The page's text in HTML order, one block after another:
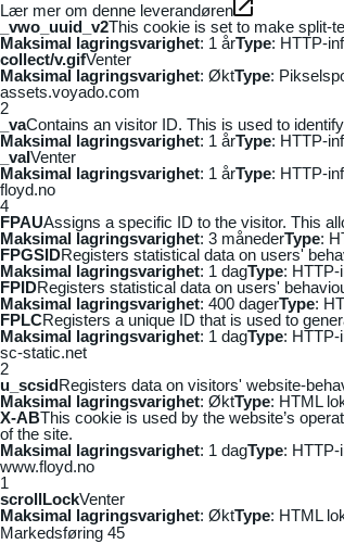
Lær mer om denne leverandøren
_vwo_uuid_v2This cookie is set to make split-
Maksimal lagringsvarighet: 1 årType: HTTP-
collect/v.gifVenter
Maksimal lagringsvarighet: ØktType:
assets.voyado.com
2
_vaContains an visitor ID. This is used to
Maksimal lagringsvarighet: 1 årType: HTTP-
_vaIVenter
Maksimal lagringsvarighet: 1 årType: HTTP-
floyd.no
4
FPAUAssigns a specific ID to the visitor. This
Maksimal lagringsvarighet: 3 månederType:
FPGSIDRegisters statistical data on users'
Maksimal lagringsvarighet: 1 dagType:
FPIDRegisters statistical data on users'
Maksimal lagringsvarighet: 400 dagerType:
FPLCRegisters a unique ID that is used to
Maksimal lagringsvarighet: 1 dagType:
sc-static.net
2
u_scsidRegisters data on visitors' website-
Maksimal lagringsvarighet: ØktType: HTML
X-ABThis cookie is used by the website’s
of the site.
Maksimal lagringsvarighet: 1 dagType:
www.floyd.no
1
scrollLockVenter
Maksimal lagringsvarighet: ØktType: HTML
Markedsføring 45